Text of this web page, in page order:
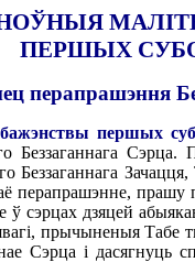
ПЕРШЫХ
перапрашэння
першых
Беззаганнага
Беззаганнага
перапрашэнне, прашу
ў сэрцах дзяцей
прычыненыя
Сэрца і дасягнуць